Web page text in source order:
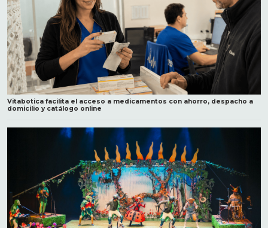
Vitabotica facilita el acceso a medicamentos con ahorro, despacho a
domicilio y catálogo online